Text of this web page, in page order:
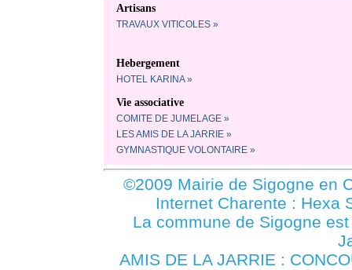
Artisans
TRAVAUX VITICOLES »
Hebergement
HOTEL KARINA »
Vie associative
COMITE DE JUMELAGE »
LES AMIS DE LA JARRIE »
GYMNASTIQUE VOLONTAIRE »
©2009 Mairie de Sigogne en
Internet Charente : Hexa
La commune de Sigogne
AMIS DE LA JARRIE :